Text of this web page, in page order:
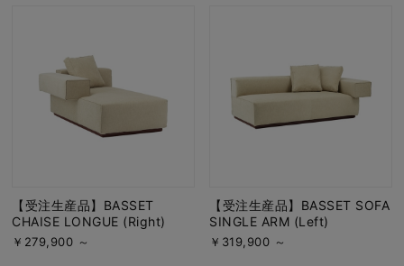
【受注生産品】BASSET
CHAISE LONGUE (Right)
￥279,900 ～
【受注生産品】BASSET SOFA
SINGLE ARM (Left)
￥319,900 ～